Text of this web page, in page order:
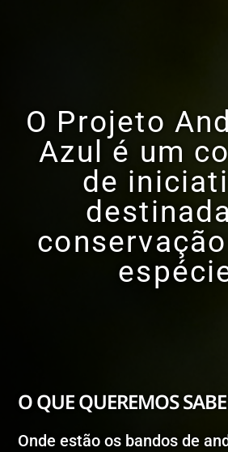
O Projeto
Azul é um
de
O QUE QUEREMOS
Onde estão os bandos de